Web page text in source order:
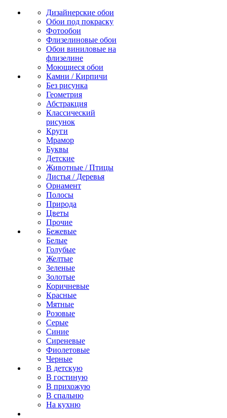
Дизайнерские обои
Обои под покраску
Фотообои
Флизелиновые обои
Обои виниловые на
флизелине
Моющиеся обои
Камни / Кирпичи
Без рисунка
Геометрия
Абстракция
Классический
рисунок
Круги
Мрамор
Буквы
Детские
Животные / Птицы
Листья / Деревья
Орнамент
Полосы
Природа
Цветы
Прочие
Бежевые
Белые
Голубые
Желтые
Зеленые
Золотые
Коричневые
Красные
Мятные
Розовые
Серые
Синие
Сиреневые
Фиолетовые
Черные
В детскую
В гостиную
В прихожую
В спальню
На кухню